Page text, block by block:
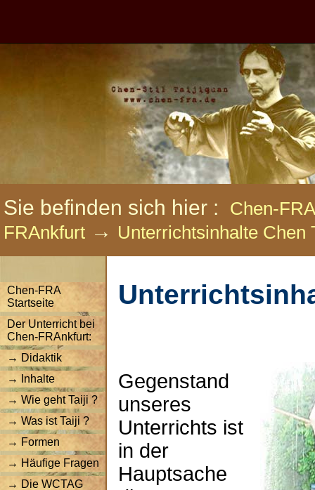
Sie befinden sich hier :
Chen-
FRAnkfurt → Unterrichtsinhalte Chen
Chen-FRA
Startseite
Der Unterricht bei
Chen-FRAnkfurt:
→ Didaktik
→ Inhalte
→ Wie geht Taiji ?
→ Was ist Taiji ?
→ Formen
→ Häufige Fragen
→ Die WCTAG
Gegenstand
unseres
Unterrichts ist
in der
Hauptsache